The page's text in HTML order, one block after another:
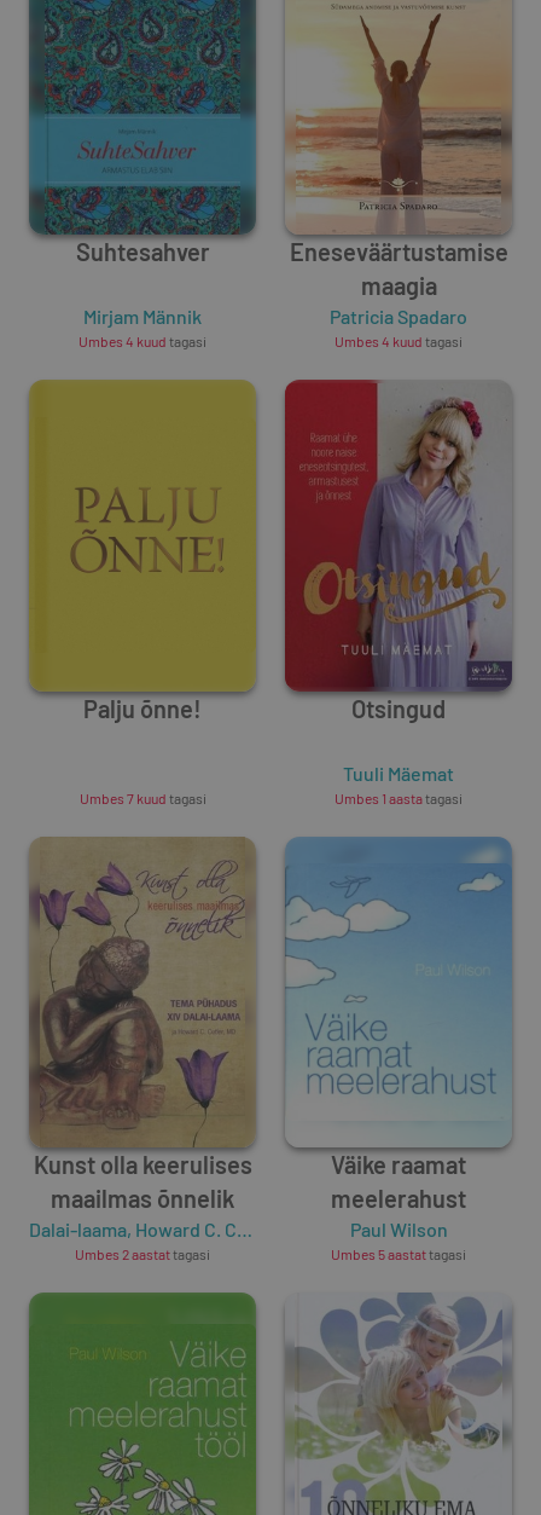
Suhtesahver
Mirjam Männik
Umbes 4 kuud tagasi
Eneseväärtustamise
maagia
Patricia Spadaro
Umbes 4 kuud tagasi
Palju õnne!
Umbes 7 kuud tagasi
Otsingud
Tuuli Mäemat
Umbes 1 aastatagasi
Kunst olla keerulises
maailmas õnnelik
Dalai-laama, Howard C. Cutler
Umbes 2 aastattagasi
Väike raamat
meelerahust
Paul Wilson
Umbes 5 aastattagasi